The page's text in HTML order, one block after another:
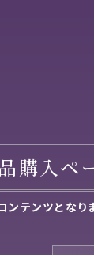
購入ペ
ンテンツとなり